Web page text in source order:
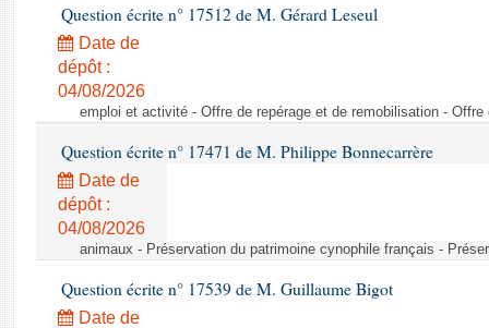
Question écrite n° 17512 de M. Gérard Leseul
Date de
dépôt :
04/08/2026
emploi et activité - Offre de repérage et de remobilisation -
Question écrite n° 17471 de M. Philippe Bonnecarrère
Date de
dépôt :
04/08/2026
animaux - Préservation du patrimoine cynophile français -
Question écrite n° 17539 de M. Guillaume Bigot
Date de